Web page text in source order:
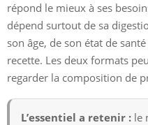
répond le mieux à ses
dépend surtout de sa
son âge, de son état de
recette. Les deux formats
regarder la composition de
L’essentiel a retenir : le